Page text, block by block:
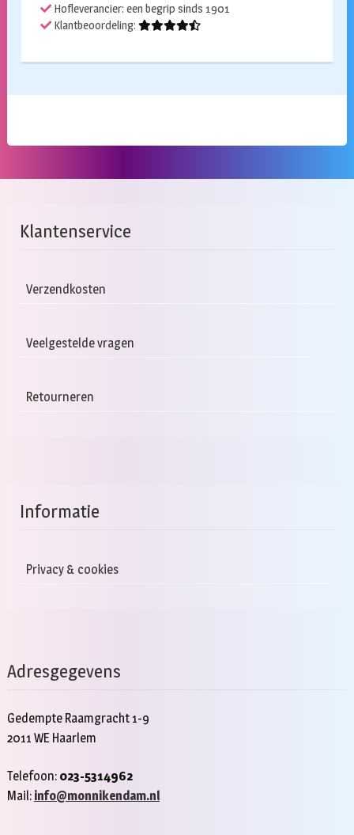
Hofleverancier: een begrip sinds 1901
Klantbeoordeling:
Klantenservice
Verzendkosten
Veelgestelde vragen
Retourneren
Informatie
Privacy & cookies
Adresgegevens
Gedempte Raamgracht 1-9
2011 WE Haarlem
Telefoon: 023-5314962
Mail: info@monnikendam.nl